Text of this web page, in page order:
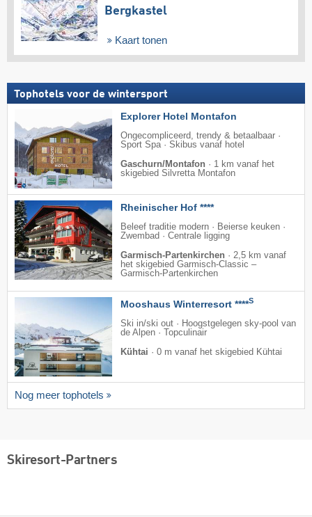
Bergkastel
Kaart tonen
Tophotels voor de wintersport
Explorer Hotel Montafon
Ongecompliceerd, trendy & betaalbaar ·
Sport Spa · Skibus vanaf hotel
Gaschurn/Montafon · 1 km vanaf het
skigebied Silvretta Montafon
Rheinischer Hof ****
Beleef traditie modern · Beierse keuken ·
Zwembad · Centrale ligging
Garmisch-Partenkirchen · 2,5 km vanaf
het skigebied Garmisch-Classic –
Garmisch-Partenkirchen
Mooshaus Winterresort ****S
Ski in/ski out · Hoogstgelegen sky-pool van
de Alpen · Topculinair
Kühtai · 0 m vanaf het skigebied Kühtai
Nog meer tophotels
Skiresort-Partners